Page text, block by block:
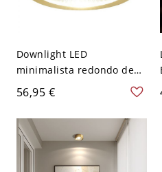
Downlight LED
minimalista redondo de
superficie, foco cilíndrico
de aluminio - 110 A 120 V
Dorado 8,89 cm Blanco
56,95 €